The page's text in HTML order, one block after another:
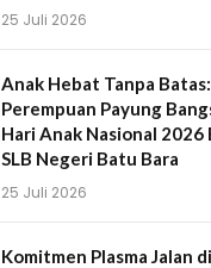
25 Juli 2026
Anak Hebat Tanpa
Perempuan Payung
Hari Anak Nasional 2026
SLB Negeri Batu Bara
25 Juli 2026
Komitmen Plasma Jalan